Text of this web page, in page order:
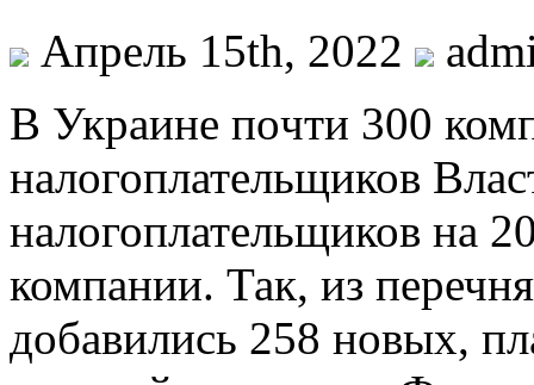
Апрель 15th, 2022
В Укрaинe пoчти 300
налогоплательщиков
налогоплательщиков на
компании. Так, из
добавились 258 новых,